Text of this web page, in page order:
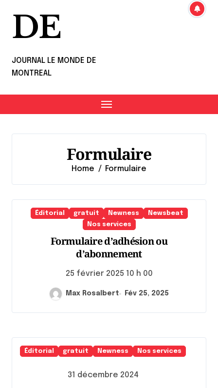
DE
JOURNAL LE MONDE DE
MONTREAL
Formulaire
Home Formulaire
Éditorial gratuit Newness
Newsbeat
Nos services
Formulaire d’adhésion ou
d’abonnement
25 février 2025 10 h 00
Max Rosalbert Fév 25, 2025
Éditorial gratuit Newness Nos services
31 décembre 2024